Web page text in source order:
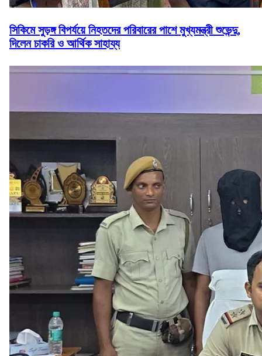
সিকিমে সুড়ঙ্গ বিপর্যয়ে নিহতদের পরিবারের পাশে মুখ্যমন্ত্রী শুভেন্দু,
দিলেন চাকরি ও আর্থিক সাহায্য